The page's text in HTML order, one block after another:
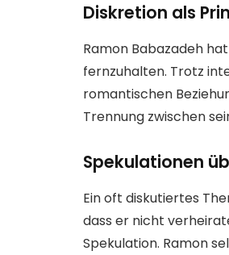
Diskretion als
Ramon Babazadeh
fernzuhalten. Trotz
romantischen
Trennung zwischen
Spekulationen
Ein oft diskutiertes
dass er nicht
Spekulation. Ramon